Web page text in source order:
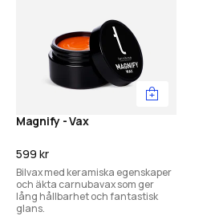
Magnify - Vax
599 kr
Bilvax med keramiska egenskaper
och äkta carnubavax som ger
lång hållbarhet och fantastisk
glans.